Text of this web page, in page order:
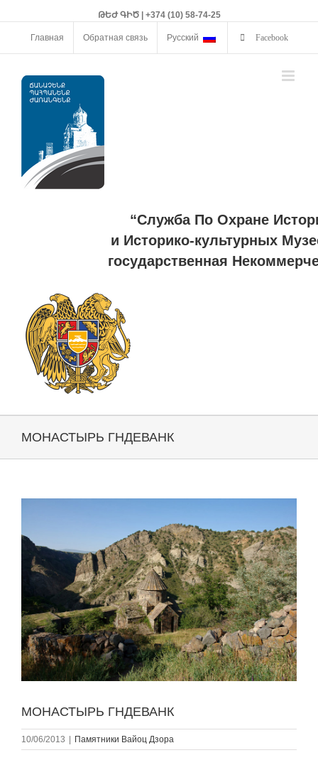
ԹԵԺ ԳԻԾ | +374 (10) 58-74-25
Главная Обратная связь Русский Facebook
“Служба По Охране
и Историко-культурных
государственная
МОНАСТЫРЬ ГНДЕВАНК
МОНАСТЫРЬ ГНДЕВАНК
10/06/2013 | Памятники Вайоц Дзора